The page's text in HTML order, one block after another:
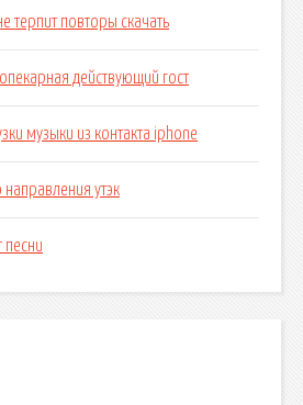
терпит повторы скачать
действующий гост
музыки из контакта iphone
утэк
песни